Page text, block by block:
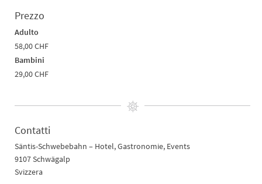
Prezzo
Adulto
58,00 CHF
Bambini
29,00 CHF
Contatti
Säntis-Schwebebahn – Hotel, Gastronomie, Events
9107 Schwägalp
Svizzera